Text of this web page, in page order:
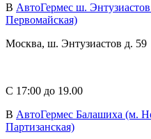
В АвтоГермес ш.
Первомайская)
Москва, ш. Энтузиастов д. 59
С 17:00 до 19.00
В АвтоГермес Балашиха (м.
Партизанская)